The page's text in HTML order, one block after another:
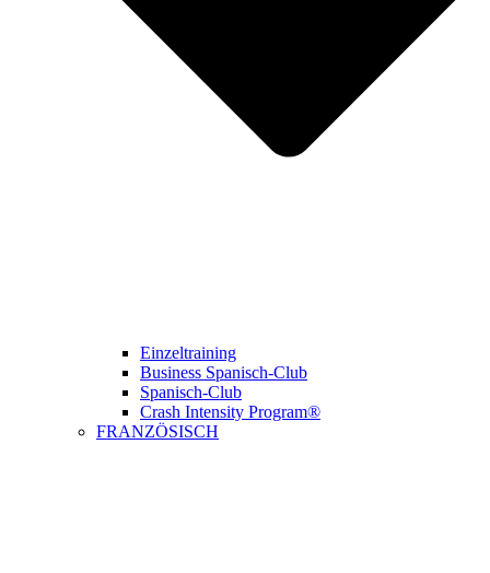
Einzeltraining
Business Spanisch-Club
Spanisch-Club
Crash Intensity Program®
FRANZÖSISCH